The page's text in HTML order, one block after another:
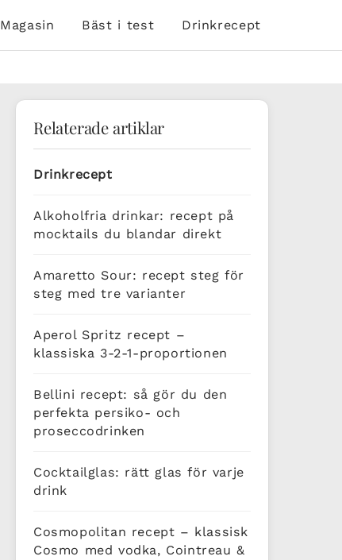
Magasin Bäst i test Drinkrecept
Relaterade artiklar
Drinkrecept
Alkoholfria drinkar: recept på
mocktails du blandar direkt
Amaretto Sour: recept steg för
steg med tre varianter
Aperol Spritz recept –
klassiska 3-2-1-proportionen
Bellini recept: så gör du den
perfekta persiko- och
proseccodrinken
Cocktailglas: rätt glas för varje
drink
Cosmopolitan recept – klassisk
Cosmo med vodka, Cointreau &